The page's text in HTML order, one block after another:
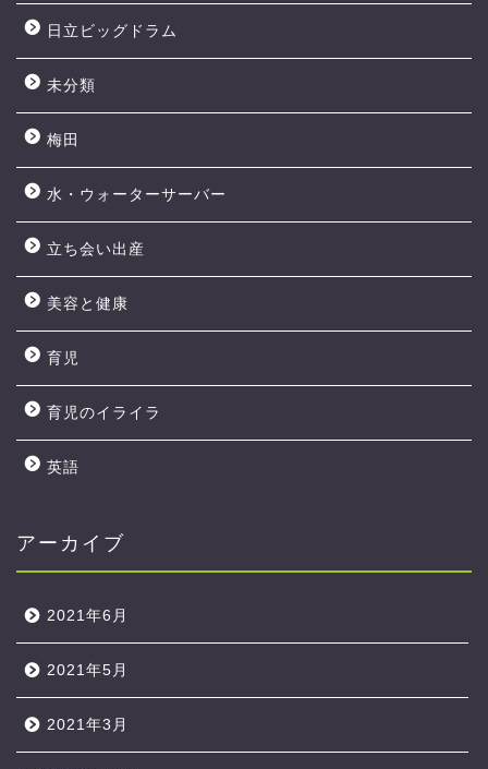
日立ビッグドラム
未分類
梅田
水・ウォーターサーバー
立ち会い出産
美容と健康
育児
育児のイライラ
英語
アーカイブ
2021年6月
2021年5月
2021年3月